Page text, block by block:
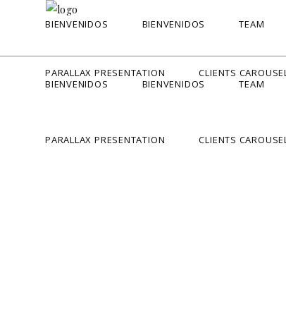
BIENVENIDOS BIENVENIDOS TEAM
PARALLAX PRESENTATION CLIENTS CAROUSEL
BIENVENIDOS BIENVENIDOS TEAM
PARALLAX PRESENTATION CLIENTS CAROUSEL